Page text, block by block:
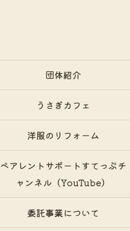
団体紹介
うさぎカフェ
洋服のリフォーム
ペアレントサポートすてっぷチ
ャンネル（YouTube）
委託事業について